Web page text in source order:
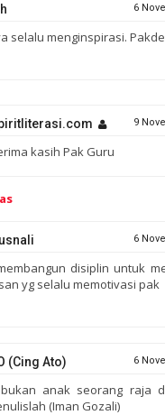
6
selalu menginspirasi.
9
kasih Pak Guru
6
disiplin untuk
yg selalu memotivasi pak
(Cing Ato) 6
anak seorang raja
(Iman Gozali)